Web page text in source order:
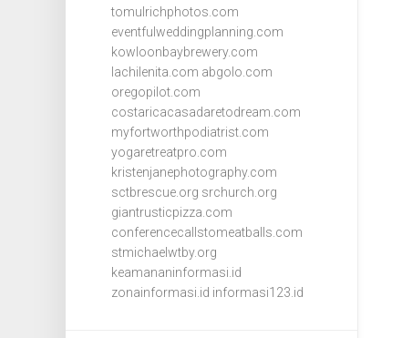
tomulrichphotos.com
eventfulweddingplanning.com
kowloonbaybrewery.com
lachilenita.com abgolo.com
oregopilot.com
costaricacasadaretodream.com
myfortworthpodiatrist.com
yogaretreatpro.com
kristenjanephotography.com
sctbrescue.org srchurch.org
giantrusticpizza.com
conferencecallstomeatballs.com
stmichaelwtby.org
keamananinformasi.id
zonainformasi.id informasi123.id